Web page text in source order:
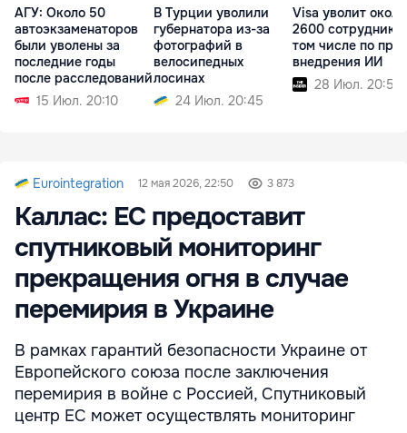
АГУ: Около 50
автоэкзаменаторов
были уволены за
последние годы
после расследований
15 Июл. 20:10
В Турции уволили
губернатора из-за
фотографий в
велосипедных
лосинах
24 Июл. 20:45
Visa уволит около
2600
том числе по
внедрения ИИ
28 Июл. 20:56
Eurointegration 12 мая 2026, 22:50 3 873
Каллас: ЕС предоставит
спутниковый мониторинг
прекращения огня в случае
перемирия в Украине
В рамках гарантий безопасности Украине от
Европейского союза после заключения
перемирия в войне с Россией, Спутниковый
центр ЕС может осуществлять мониторинг